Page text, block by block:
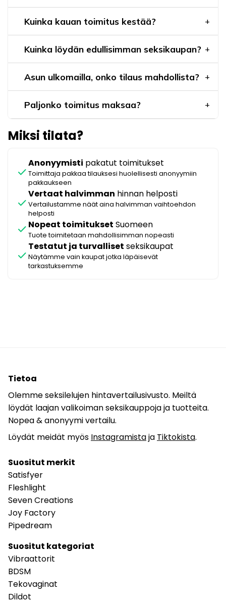
Kuinka kauan toimitus kestää?
Kuinka löydän edullisimman seksikaupan?
Asun ulkomailla, onko tilaus mahdollista?
Paljonko toimitus maksaa?
Miksi tilata?
check
Anonyymisti pakatut toimitukset
Toimittaja pakkaa tilauksesi huolellisesti anonyymiin
pakkaukseen
check
Vertaat halvimman hinnan helposti
Vertailustamme näät aina halvimman vaihtoehdon
helposti
check Nopeat toimitukset Suomeen
Tuote toimitetaan mahdollisimman nopeasti
check
Testatut ja turvalliset seksikaupat
Näytämme vain kaupat jotka läpäisevät
tarkastuksemme
Tietoa
Olemme seksilelujen hintavertailusivusto. Meiltä
löydät laajan valikoiman seksikauppoja ja tuotteita.
Nopea & anonyymi vertailu.
Löydät meidät myös Instagramistaja Tiktokista.
Suositut merkit
Satisfyer
Fleshlight
Seven Creations
Joy Factory
Pipedream
Suositut kategoriat
Vibraattorit
BDSM
Tekovaginat
Dildot